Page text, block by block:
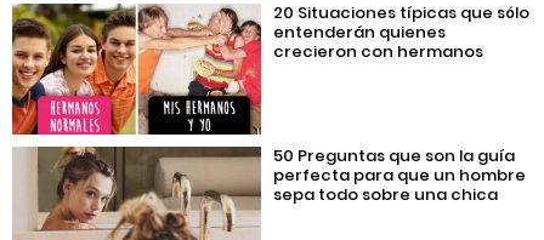
20 Situaciones típicas que sólo
entenderán quienes
crecieron con hermanos
50 Preguntas que son la guía
perfecta para que un hombre
sepa todo sobre una chica